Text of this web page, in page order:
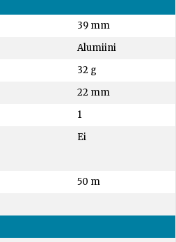
39 mm
Alumiini
32 g
22 mm
1
Ei
50 m